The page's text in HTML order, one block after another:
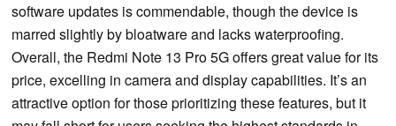
software updates is commendable, though the device is
marred slightly by bloatware and lacks waterproofing.
Overall, the Redmi Note 13 Pro 5G offers great value for its
price, excelling in camera and display capabilities. It’s an
attractive option for those prioritizing these features, but it